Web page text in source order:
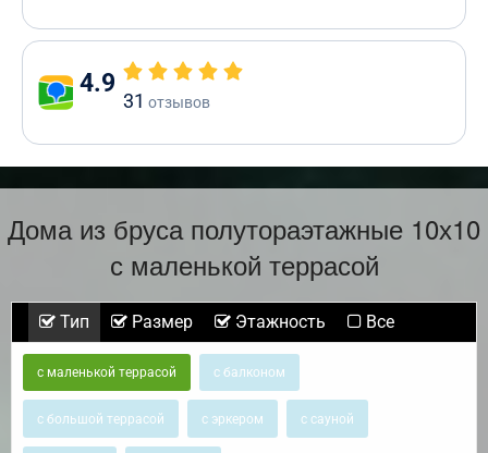
4.9
31 отзывов
Дома из бруса полутораэтажные 10х10
с маленькой террасой
Тип Размер Этажность Все
с маленькой террасой с балконом
с большой террасой с эркером с сауной